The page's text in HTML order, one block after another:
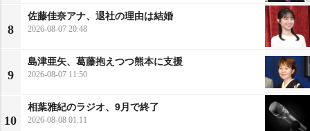
8
佐藤佳奈アナ、退社の理由は結婚
2026-08-07 20:48
9
島津亜矢、葛藤抱えつつ熊本に支援
2026-08-07 11:50
10
相葉雅紀のラジオ、9月で終了
2026-08-08 01:11